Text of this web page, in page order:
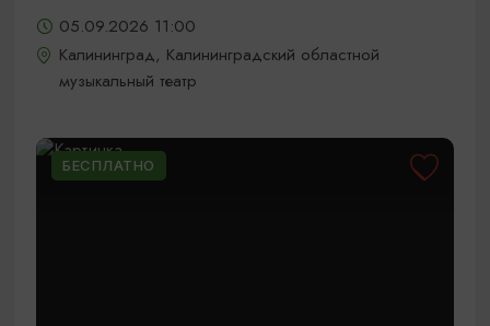
05.09.2026 11:00
Калининград, Калининградский областной
музыкальный театр
БЕСПЛАТНО